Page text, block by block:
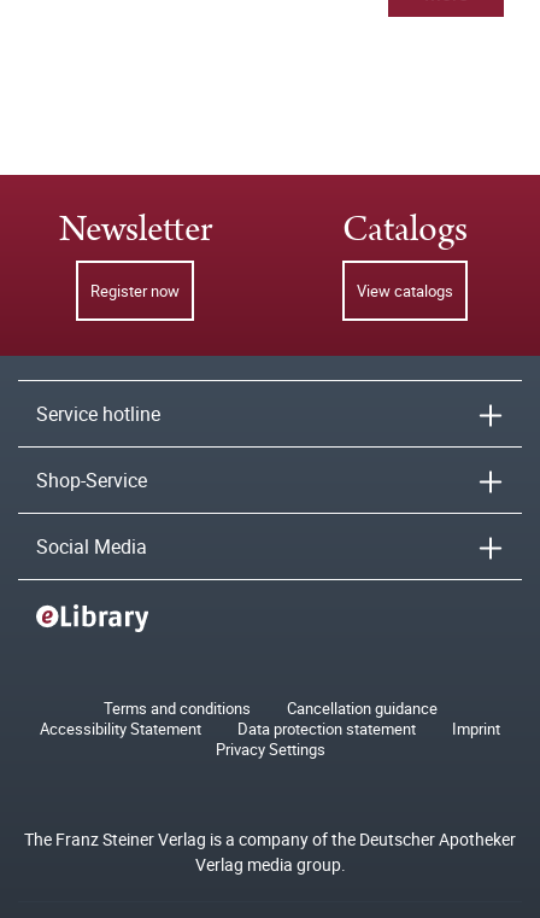
Newsletter
Register now
Catalogs
View catalogs
Service hotline
Shop-Service
Social Media
Terms and conditions
Cancellation guidance
Accessibility Statement
Data protection statement
Imprint
Privacy Settings
The Franz Steiner Verlag is a company of the Deutscher Apotheker
Verlag media group.